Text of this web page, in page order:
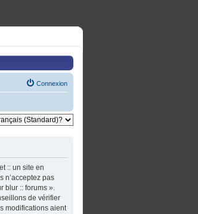
Connexion
:: un site en
n’acceptez pas
blur :: forums ».
de vérifier
modifications aient